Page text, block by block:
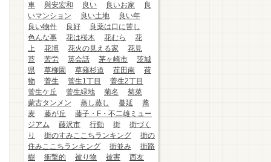
車
與安宏和 良い 良いお家
良
いマンション
良い土地
良い年
良い物件
良好
良薬は口に苦し
色んな事
花は桜木 花むら
花
上
花博 花火の見える家
花見
苔
苦労 英会話 茅ヶ崎市
茨城
県
草柳園 草薙杉道 荏田南
荷
物
菅生 菅生1丁目
菅生2丁目
菅生ケ丘
菅生緑地 菊名
菊菜
蒙古タンメン
蒸し蒸し 蔓延
蕎
麦
藤が丘
藤子・F・不二雄ミュー
ジアム
藤沢市 行動 街
街づく
り
街のすみここちランキング
街の
住みここちランキング
街並み
街路
樹
衝撃的 被り物 被害
西友